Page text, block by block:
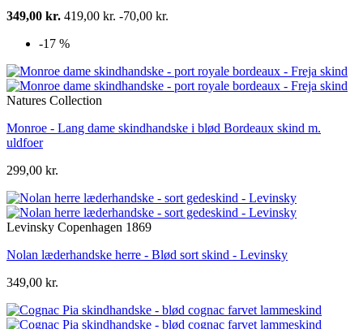
349,00 kr. 419,00 kr. -70,00 kr.
-17 %
Natures Collection
Monroe - Lang dame skindhandske i blød Bordeaux skind m.
uldfoer
299,00 kr.
Levinsky Copenhagen 1869
Nolan læderhandske herre - Blød sort skind - Levinsky
349,00 kr.